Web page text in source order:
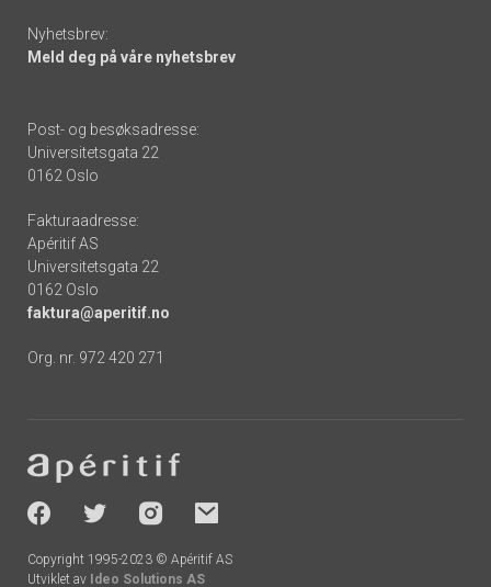
Nyhetsbrev:
Meld deg på våre nyhetsbrev
Post- og besøksadresse:
Universitetsgata 22
0162 Oslo
Fakturaadresse:
Apéritif AS
Universitetsgata 22
0162 Oslo
faktura@aperitif.no
Org. nr. 972 420 271
-
socials
Copyright 1995-2023 © Apéritif AS
Utviklet av Ideo Solutions AS